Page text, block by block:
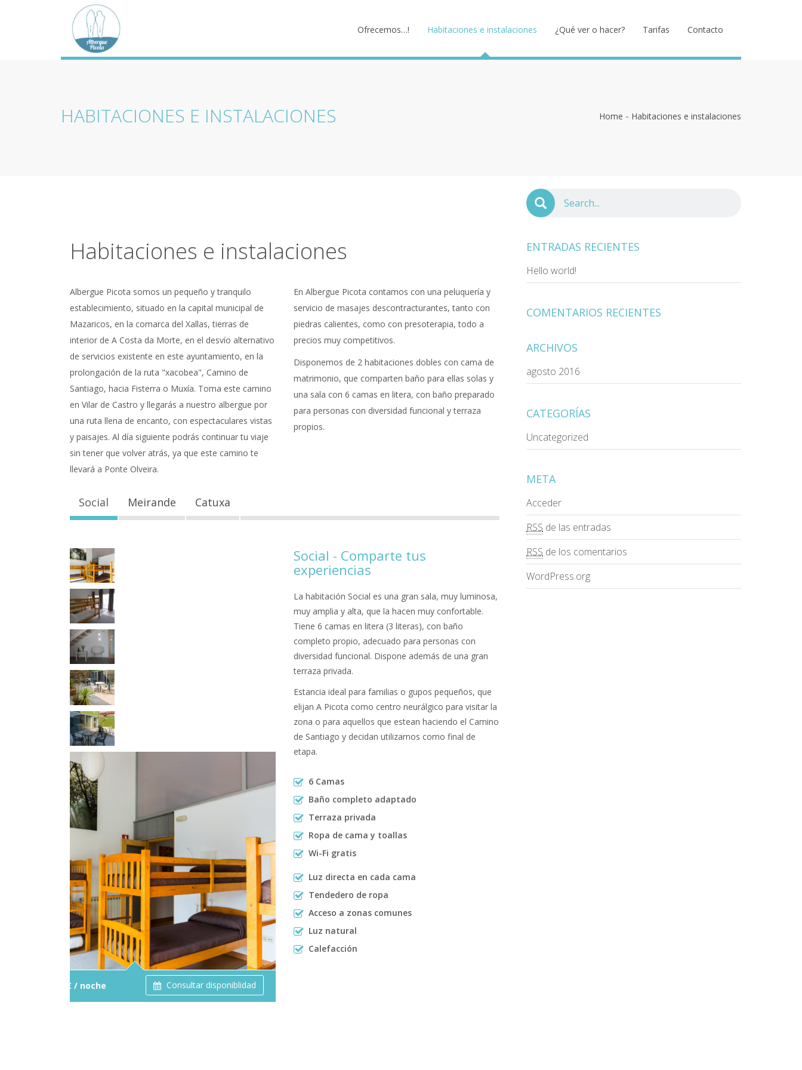
Ofrecemos…! Habitaciones e instalaciones ¿Qué ver o hacer? Tarifas Contacto
HABITACIONES E INSTALACIONES Home - Habitaciones e instalaciones
Habitaciones e instalaciones
Albergue Picota somos un pequeño y tranquilo
establecimiento, situado en la capital municipal de
Mazaricos, en la comarca del Xallas, tierras de
interior de A Costa da Morte, en el desvío alternativo
de servicios existente en este ayuntamiento, en la
prolongación de la ruta "xacobea", Camino de
Santiago, hacia Fisterra o Muxía. Toma este camino
en Vilar de Castro y llegarás a nuestro albergue por
una ruta llena de encanto, con espectaculares vistas
y paisajes. Al día siguiente podrás continuar tu viaje
sin tener que volver atrás, ya que este camino te
llevará a Ponte Olveira.
En Albergue Picota contamos con una peluquería y
servicio de masajes descontracturantes, tanto con
piedras calientes, como con presoterapia, todo a
precios muy competitivos.
Disponemos de 2 habitaciones dobles con cama de
matrimonio, que comparten baño para ellas solas y
una sala con 6 camas en litera, con baño preparado
para personas con diversidad funcional y terraza
propios.
Social Meirande Catuxa
15 € / noche Consultar disponiblidad
Social - Comparte tus
experiencias
La habitación Social es una gran sala, muy luminosa,
muy amplia y alta, que la hacen muy confortable.
Tiene 6 camas en litera (3 literas), con baño
completo propio, adecuado para personas con
diversidad funcional. Dispone además de una gran
terraza privada.
Estancia ideal para familias o gupos pequeños, que
elijan A Picota como centro neurálgico para visitar la
zona o para aquellos que estean haciendo el Camino
de Santiago y decidan utilizarnos como final de
etapa.
6 Camas
Baño completo adaptado
Terraza privada
Ropa de cama y toallas
Wi-Fi gratis
Luz directa en cada cama
Tendedero de ropa
Acceso a zonas comunes
Luz natural
Calefacción
ENTRADAS RECIENTES
Hello world!
COMENTARIOS RECIENTES
ARCHIVOS
agosto 2016
CATEGORÍAS
Uncategorized
META
Acceder
RSS de las entradas
RSS de los comentarios
WordPress.org